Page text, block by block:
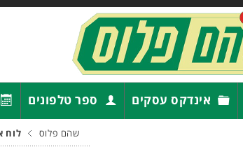
אינדקס עסקים ספר טלפונים
שהם פלוס לוח